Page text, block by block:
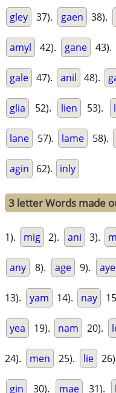
gley 37). gaen 38).
amyl 42). gane 43).
gale 47). anil 48).
glia 52). lien 53).
lane 57). lame 58).
agin 62). inly
3 letter Words made
1). mig 2). ani 3).
any 8). age 9). aye
13). yam 14). nay
yea 19). nam 20).
24). men 25). lie
gin 30). mae 31).